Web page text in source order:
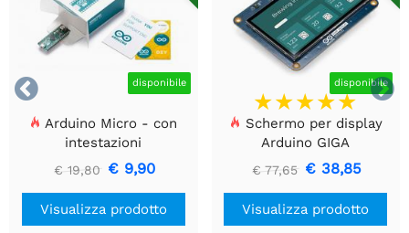

 disponibile
Arduino Micro - con
intestazioni
€ 19,80 € 9,90
Visualizza prodotto
disponibile
Schermo per display
Arduino GIGA
€ 77,65 € 38,85
Visualizza prodotto